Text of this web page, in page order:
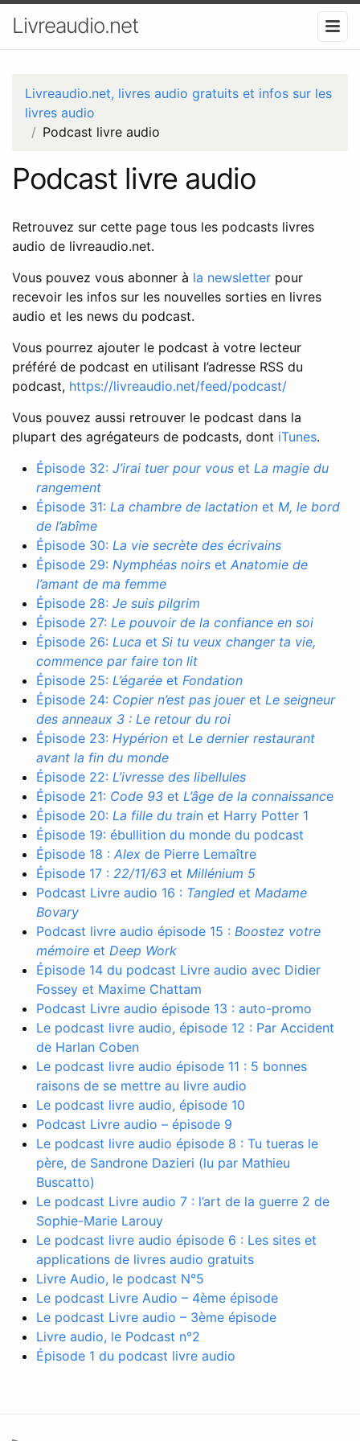
Livreaudio.net
Livreaudio.net, livres audio gratuits et infos sur les
livres audio
Podcast livre audio
Podcast livre audio
Retrouvez sur cette page tous les podcasts livres
audio de livreaudio.net.
Vous pouvez vous abonner à la newsletter pour
recevoir les infos sur les nouvelles sorties en livres
audio et les news du podcast.
Vous pourrez ajouter le podcast à votre lecteur
préféré de podcast en utilisant l’adresse RSS du
podcast, https://livreaudio.net/feed/podcast/
Vous pouvez aussi retrouver le podcast dans la
plupart des agrégateurs de podcasts, dont iTunes.
Épisode 32: J’irai tuer pour vous et La magie du
rangement
Épisode 31: La chambre de lactation et M, le bord
de l’abîme
Épisode 30: La vie secrète des écrivains
Épisode 29: Nymphéas noirs et Anatomie de
l’amant de ma femme
Épisode 28: Je suis pilgrim
Épisode 27: Le pouvoir de la confiance en soi
Épisode 26: Luca et Si tu veux changer ta vie,
commence par faire ton lit
Épisode 25: L’égarée et Fondation
Épisode 24: Copier n’est pas joueret Le seigneur
des anneaux 3 : Le retour du roi
Épisode 23: Hypérion et Le dernier restaurant
avant la fin du monde
Épisode 22: L’ivresse des libellules
Épisode 21: Code 93 et L’âge de la connaissance
Épisode 20: La fille du train et Harry Potter 1
Épisode 19: ébullition du monde du podcast
Épisode 18 : Alex de Pierre Lemaître
Épisode 17 : 22/11/63 et Millénium 5
Podcast Livre audio 16 : Tangled et Madame
Bovary
Podcast livre audio épisode 15 : Boostez votre
mémoire et Deep Work
Épisode 14 du podcast Livre audio avec Didier
Fossey et Maxime Chattam
Podcast Livre audio épisode 13 : auto-promo
Le podcast livre audio, épisode 12 : Par Accident
de Harlan Coben
Le podcast livre audio épisode 11 : 5 bonnes
raisons de se mettre au livre audio
Le podcast livre audio, épisode 10
Podcast Livre audio – épisode 9
Le podcast livre audio épisode 8 : Tu tueras le
père, de Sandrone Dazieri (lu par Mathieu
Buscatto)
Le podcast Livre audio 7 : l’art de la guerre 2 de
Sophie-Marie Larouy
Le podcast livre audio épisode 6 : Les sites et
applications de livres audio gratuits
Livre Audio, le podcast N°5
Le podcast Livre Audio – 4ème épisode
Le podcast Livre audio – 3ème épisode
Livre audio, le Podcast n°2
Épisode 1 du podcast livre audio